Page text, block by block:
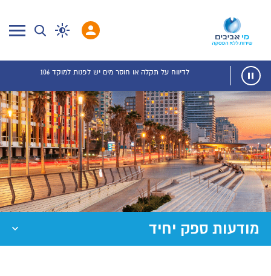
לדיווח על תקלה או חוסר מים יש לפנות למוקד 106
מודעות ספק יחיד